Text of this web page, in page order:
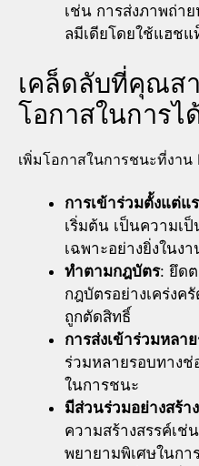
เช่น การส่งภาพถ่า
ลมีเดียโดยใช้แฮชแ
เคล็ดลับที่คุณส
โอกาสในการไ
เพิ่มโอกาสในการชนะที่งา
การเข้าร่วมตั้งแต่แ
เริ่มต้น เป็นความเ
เฉพาะอย่างยิ่งในง
ทำตามกฎบัตร: ยึด
กฎบัตรอย่างเคร่งค
ถูกตัดสิทธิ์
การส่งเข้าร่วมหลา
ร่วมหลายรอบทางช่
ในการชนะ
มีส่วนร่วมอย่างสร้า
ความสร้างสรรค์เ
พยายามพิเศษในก